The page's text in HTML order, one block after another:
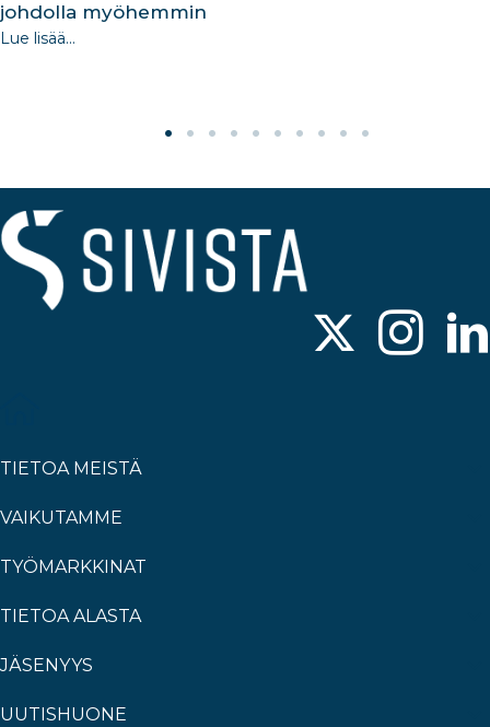
johdolla myöhemmin
Lue lisää...
TIETOA MEISTÄ
VAIKUTAMME
TYÖMARKKINAT
TIETOA ALASTA
JÄSENYYS
UUTISHUONE